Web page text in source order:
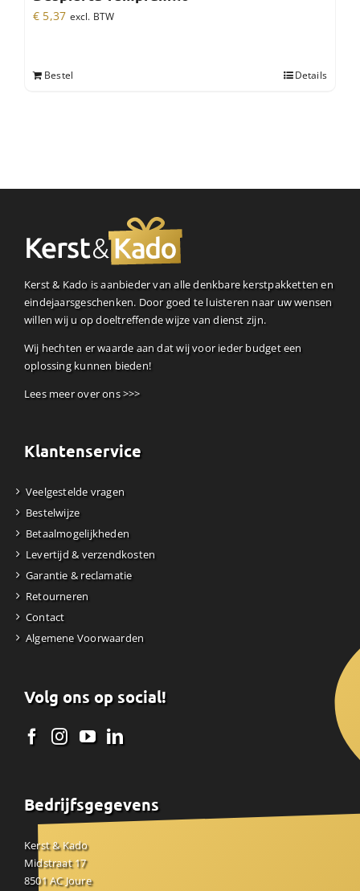
€ 5,37 excl. BTW
Bestel Details
Kerst & Kado is aanbieder van alle denkbare kerstpakketten en
eindejaarsgeschenken. Door goed te luisteren naar uw wensen
willen wij u op doeltreffende wijze van dienst zijn.
Wij hechten er waarde aan dat wij voor ieder budget een
oplossing kunnen bieden!
Lees meer over ons >>>
Klantenservice
Veelgestelde vragen
Bestelwijze
Betaalmogelijkheden
Levertijd & verzendkosten
Garantie & reclamatie
Retourneren
Contact
Algemene Voorwaarden
Volg ons op social!
Bedrijfsgegevens
Kerst & Kado
Midstraat 17
8501 AC Joure